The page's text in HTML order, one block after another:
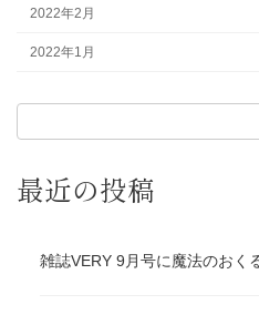
2022年2月
2022年1月
最近の投稿
雑誌VERY 9月号に魔法のおく